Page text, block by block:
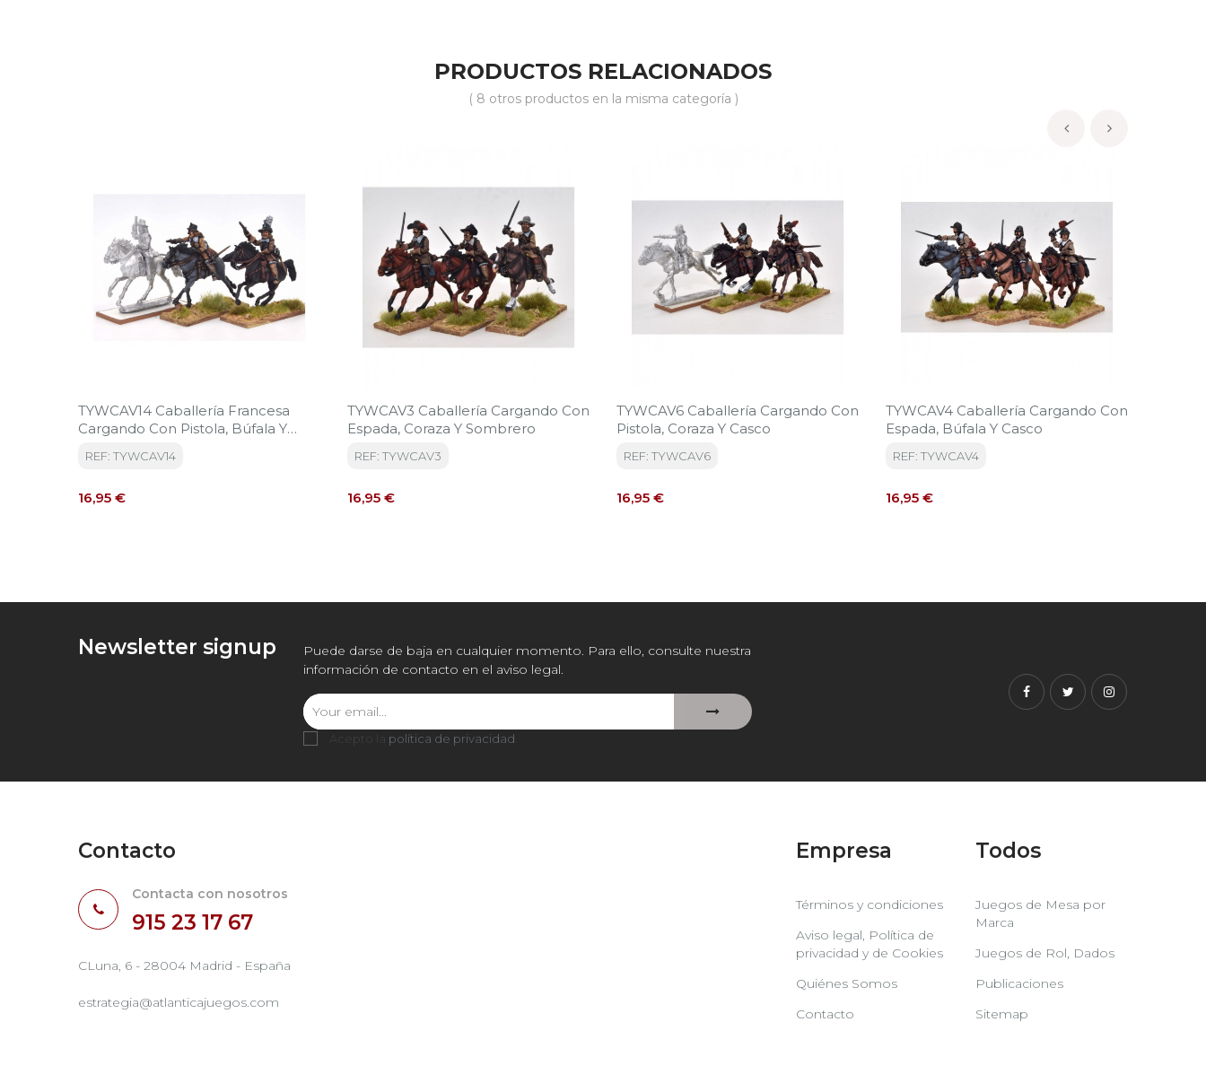
PRODUCTOS RELACIONADOS
( 8 otros productos en la misma categoría )
TYWCAV14 Caballería Francesa
Cargando Con Pistola, Búfala Y
REF: TYWCAV14
Precio
16,95 €
TYWCAV3 Caballería Cargando Con
Espada, Coraza Y Sombrero
REF: TYWCAV3
Precio
16,95 €
TYWCAV6 Caballería Cargando Con
Pistola, Coraza Y Casco
REF: TYWCAV6
Precio
16,95 €
TYWCAV4 Caballería Cargando Con
Espada, Búfala Y Casco
REF: TYWCAV4
Precio
16,95 €
Newsletter signup
Puede darse de baja en cualquier momento. Para ello, consulte nuestra
información de contacto en el aviso legal.
Acepto la política de privacidad
Facebook
TwitterInstagram
Contacto
Contacta con nosotros
915 23 17 67
CLuna, 6 - 28004 Madrid - España
estrategia@atlanticajuegos.com
Empresa
Términos y condiciones
Aviso legal, Política de
privacidad y de Cookies
Quiénes Somos
Contacto
Todos
Juegos de Mesa por
Marca
Juegos de Rol, Dados
Publicaciones
Sitemap